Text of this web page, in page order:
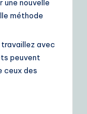
une nouvelle
méthode
travaillez avec
peuvent
ceux des